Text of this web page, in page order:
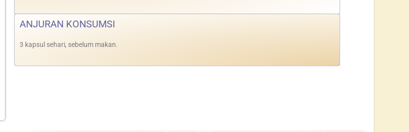
ANJURAN KONSUMSI
3 kapsul sehari, sebelum makan.